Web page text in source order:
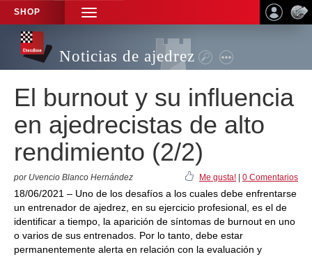
SHOP
TOGGLE
NAVIGATION
Noticias de ajedrez
El burnout y su influencia
en ajedrecistas de alto
rendimiento (2/2)
por Uvencio Blanco Hernández Me gusta! 0 Comentarios
18/06/2021 – Uno de los desafíos a los cuales debe enfrentarse
un entrenador de ajedrez, en su ejercicio profesional, es el de
identificar a tiempo, la aparición de síntomas de burnout en uno
o varios de sus entrenados. Por lo tanto, debe estar
permanentemente alerta en relación con la evaluación y